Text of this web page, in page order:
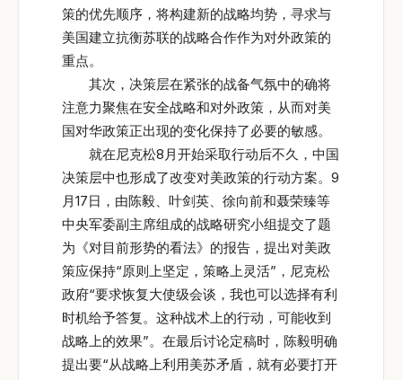
策的优先顺序，将构建新的战略均势，寻求与
美国建立抗衡苏联的战略合作作为对外政策的
重点。
其次，决策层在紧张的战备气氛中的确将
注意力聚焦在安全战略和对外政策，从而对美
国对华政策正出现的变化保持了必要的敏感。
就在尼克松8月开始采取行动后不久，中国
决策层中也形成了改变对美政策的行动方案。9
月17日，由陈毅、叶剑英、徐向前和聂荣臻等
中央军委副主席组成的战略研究小组提交了题
为《对目前形势的看法》的报告，提出对美政
策应保持“原则上坚定，策略上灵活”，尼克松
政府“要求恢复大使级会谈，我也可以选择有利
时机给予答复。这种战术上的行动，可能收到
战略上的效果”。在最后讨论定稿时，陈毅明确
提出要“从战略上利用美苏矛盾，就有必要打开